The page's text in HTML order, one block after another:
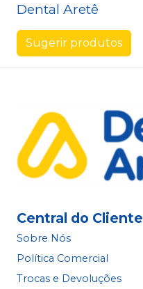
Dental Aretê
Sugerir produtos
Central do Cliente
Sobre Nós
Política Comercial
Trocas e Devoluções